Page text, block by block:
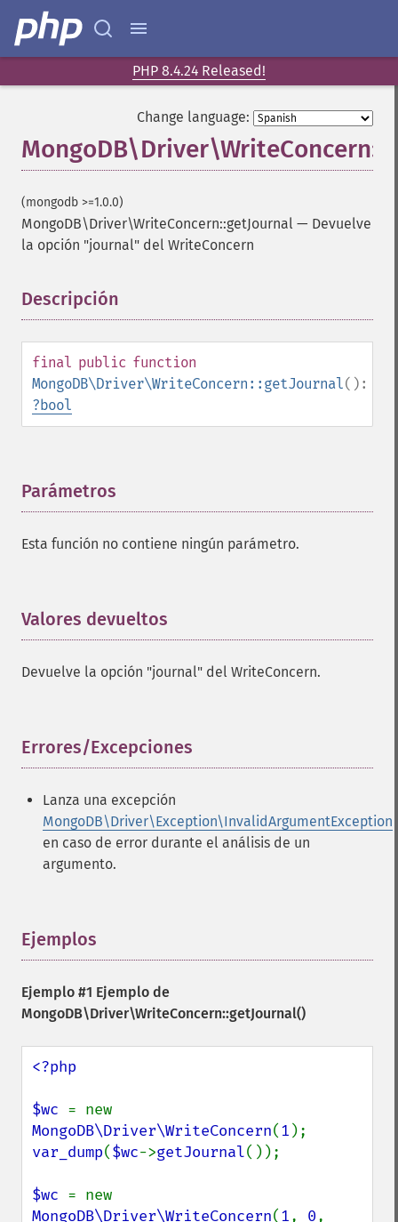
PHP 8.4.24 Released!
Change language:
(mongodb >=1.0.0)
MongoDB\Driver\WriteConcern::getJournal — Devuelve
la opción "journal" del WriteConcern
Descripción
final public function
MongoDB\Driver\WriteConcern::getJournal():
?bool
Parámetros
Esta función no contiene ningún parámetro.
Valores devueltos
Devuelve la opción "journal" del WriteConcern.
Errores/Excepciones
Lanza una excepción
MongoDB\Driver\Exception\InvalidArgumentException
en caso de error durante el análisis de un
argumento.
Ejemplos
Ejemplo #1 Ejemplo de
MongoDB\Driver\WriteConcern::getJournal()
<?php
$wc
MongoDB\Driver\WriteConcern(1
var_dump($wc->getJournal());
$wc
MongoDB\Driver\WriteConcern(1, 0